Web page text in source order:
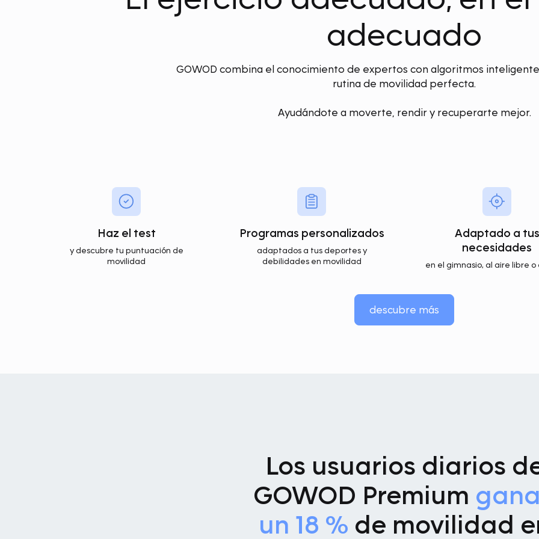
adecuado
GOWOD combina el conocimiento de expertos con algoritmos
rutina de movilidad perfecta.
Ayudándote a moverte, rendir y recuperarte mejor.
Haz el test
y descubre tu puntuación de
movilidad
Programas personalizados
adaptados a tus deportes y
debilidades en movilidad
Adaptado a tus
necesidades
en el gimnasio, al aire libre o
descubre más
Los usuarios diarios
GOWOD Premium
un 18 % de movilidad